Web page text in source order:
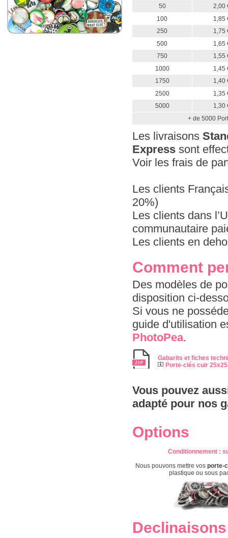
50
2,00
100
1,85
250
1,75
500
1,65
750
1,55
1000
1,45
1750
1,40
2500
1,35
5000
1,30
+ de 5000
Les livraisons
Express sont
Voir les frais de
Les clients
20%)
Les clients dans
communautaire
Les clients en
Comment
Des modèles de
disposition ci-
Si vous ne
guide d'utilisation
PhotoPea.
Gabarits et fiches
Porte-clés cuir
Vous pouvez
adapté pour nos
Options
Conditionnement : s
Nous pouvons mettre vos porte-
plastique ou sous
Declinaisons